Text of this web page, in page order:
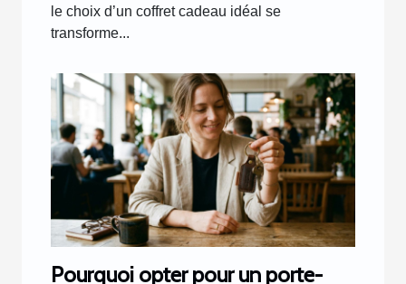
le choix d’un coffret cadeau idéal se
transforme...
Pourquoi opter pour un porte-